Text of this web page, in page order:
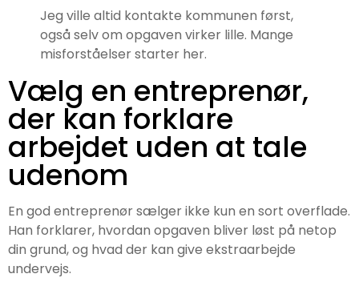
Jeg ville altid kontakte kommunen først,
også selv om opgaven virker lille. Mange
misforståelser starter her.
Vælg en entreprenør,
der kan forklare
arbejdet uden at tale
udenom
En god entreprenør sælger ikke kun en sort overflade.
Han forklarer, hvordan opgaven bliver løst på netop
din grund, og hvad der kan give ekstraarbejde
undervejs.